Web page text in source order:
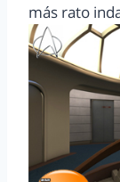
más rato